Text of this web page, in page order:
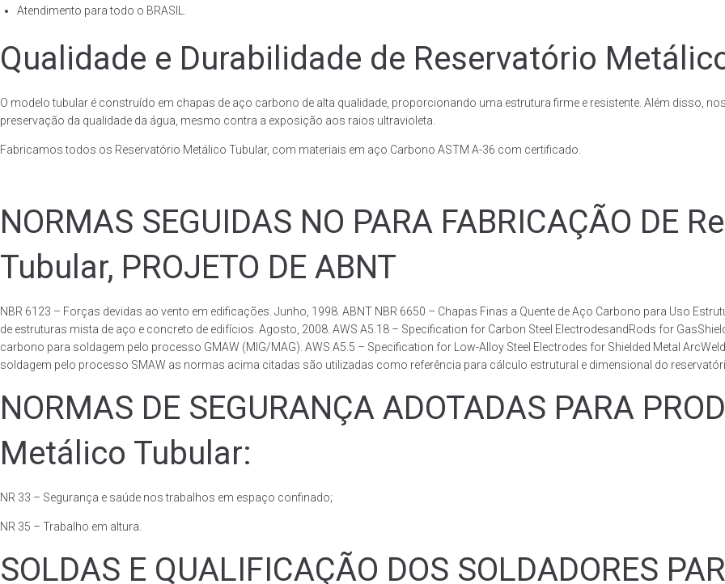
Atendimento para todo o BRASIL.
Qualidade e Durabilidade de Reservatório
O modelo tubular é construído em chapas de aço carbono de alta qualidade, proporcionando uma estrutura firme e resistente. Além disso,
preservação da qualidade da água, mesmo contra a exposição aos raios ultravioleta.
Fabricamos todos os Reservatório Metálico Tubular, com materiais em aço Carbono ASTM A-36 com certificado.
NORMAS SEGUIDAS NO PARA FABRICAÇÃO DE
Tubular, PROJETO DE ABNT
NBR 6123 – Forças devidas ao vento em edificações. Junho, 1998. ABNT NBR 6650 – Chapas Finas a Quente de Aço Carbono para Uso
de estruturas mista de aço e concreto de edifícios. Agosto, 2008. AWS A5.18 – Specification for Carbon Steel ElectrodesandRods for
carbono para soldagem pelo processo GMAW (MIG/MAG). AWS A5.5 – Specification for Low-Alloy Steel Electrodes for Shielded Metal
soldagem pelo processo SMAW as normas acima citadas são utilizadas como referência para cálculo estrutural e dimensional do
NORMAS DE SEGURANÇA ADOTADAS PARA
Metálico Tubular:
NR 33 – Segurança e saúde nos trabalhos em espaço confinado;
NR 35 – Trabalho em altura.
SOLDAS E QUALIFICAÇÃO DOS SOLDADORES